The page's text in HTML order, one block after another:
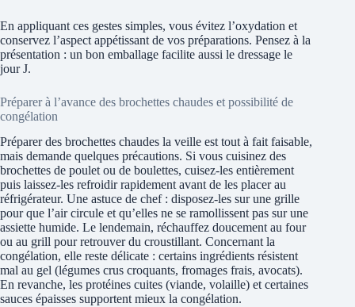
En appliquant ces gestes simples, vous évitez l’oxydation et
conservez l’aspect appétissant de vos préparations. Pensez à la
présentation : un bon emballage facilite aussi le dressage le
jour J.
Préparer à l’avance des brochettes chaudes et possibilité de
congélation
Préparer des brochettes chaudes la veille est tout à fait faisable,
mais demande quelques précautions. Si vous cuisinez des
brochettes de poulet ou de boulettes, cuisez-les entièrement
puis laissez-les refroidir rapidement avant de les placer au
réfrigérateur. Une astuce de chef : disposez-les sur une grille
pour que l’air circule et qu’elles ne se ramollissent pas sur une
assiette humide. Le lendemain, réchauffez doucement au four
ou au grill pour retrouver du croustillant. Concernant la
congélation, elle reste délicate : certains ingrédients résistent
mal au gel (légumes crus croquants, fromages frais, avocats).
En revanche, les protéines cuites (viande, volaille) et certaines
sauces épaisses supportent mieux la congélation.